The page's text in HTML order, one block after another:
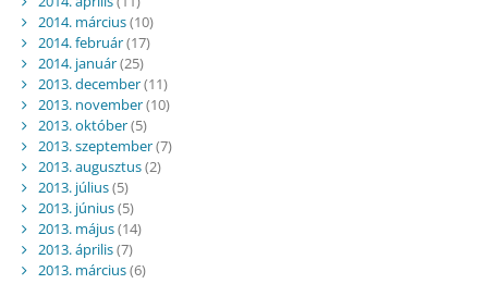
2014. március(10)
2014. február(17)
2014. január(25)
2013. december(11)
2013. november(10)
2013. október(5)
2013. szeptember(7)
2013. augusztus(2)
2013. július(5)
2013. június(5)
2013. május(14)
2013. április(7)
2013. március(6)